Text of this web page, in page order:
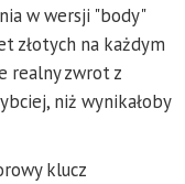
w wersji "body"
złotych na każdym
realny zwrot z
niż wynikałoby
klucz